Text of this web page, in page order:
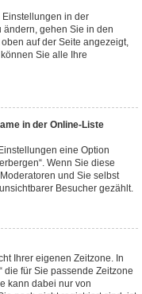
in der
ändern, gehen Sie in den
auf der Seite angezeigt,
Sie alle Ihre
in der Online-Liste
eine Option
Wenn Sie diese
und Sie selbst
Besucher gezählt.
Ihrer eigenen Zeitzone. In
die für Sie passende Zeitzone
kann dabei nur von